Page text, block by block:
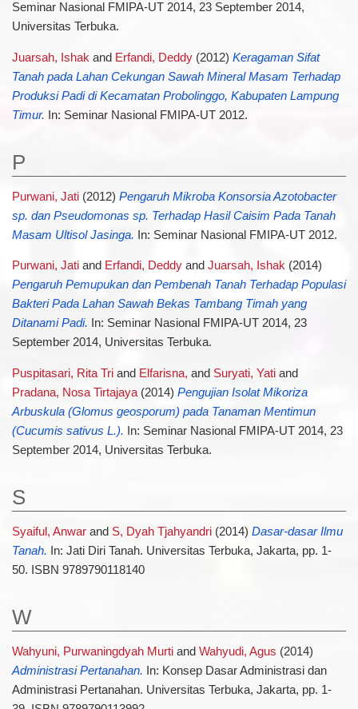
Seminar Nasional FMIPA-UT 2014, 23 September 2014,
Universitas Terbuka.
Juarsah, Ishak and Erfandi, Deddy(2012) Keragaman Sifat
Tanah pada Lahan Cekungan Sawah Mineral Masam Terhadap
Produksi Padi di Kecamatan Probolinggo, Kabupaten Lampung
Timur. In: Seminar Nasional FMIPA-UT 2012.
P
Purwani, Jati(2012) Pengaruh Mikroba Konsorsia Azotobacter
sp. dan Pseudomonas sp. Terhadap Hasil Caisim Pada Tanah
Masam Ultisol Jasinga. In: Seminar Nasional FMIPA-UT 2012.
Purwani, Jatiand Erfandi, Deddyand Juarsah, Ishak(2014)
Pengaruh Pemupukan dan Pembenah Tanah Terhadap Populasi
Bakteri Pada Lahan Sawah Bekas Tambang Timah yang
Ditanami Padi. In: Seminar Nasional FMIPA-UT 2014, 23
September 2014, Universitas Terbuka.
Puspitasari, Rita Triand Elfarisna, and Suryati, Yatiand
Pradana, Nosa Tirtajaya(2014) Pengujian Isolat Mikoriza
Arbuskula (Glomus geosporum) pada Tanaman Mentimun
(Cucumis sativus L.). In: Seminar Nasional FMIPA-UT 2014, 23
September 2014, Universitas Terbuka.
S
Syaiful, Anwarand S, Dyah Tjahyandri(2014) Dasar-dasar Ilmu
Tanah. In: Jati Diri Tanah. Universitas Terbuka, Jakarta, pp. 1-
50. ISBN 9789790118140
W
Wahyuni, Purwaningdyah Murtiand Wahyudi, Agus (2014)
Administrasi Pertanahan. In: Konsep Dasar Administrasi dan
Administrasi Pertanahan. Universitas Terbuka, Jakarta, pp. 1-